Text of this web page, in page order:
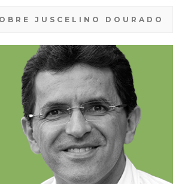
JUSCELINO DOURADO